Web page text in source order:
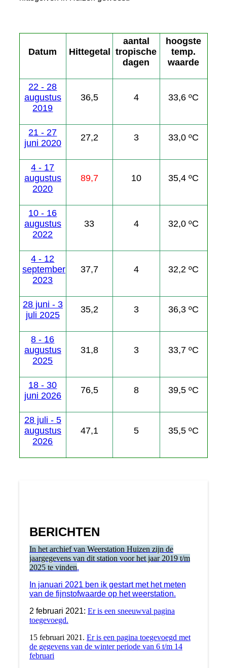
Datum Hittegetal
aantal
tropische
dagen
hoogste
temp.
waarde
22 - 28
augustus
2019
36,5 4 33,6 ºC
21 - 27
juni 2020
27,2 3 33,0 ºC
4 - 17
augustus
2020
89,7 10 35,4 ºC
10 - 16
augustus
2022
33 4 32,0 ºC
4 - 12
september
2023
37,7 4 32,2 ºC
28 juni - 3
juli 2025
35,2 3 36,3 ºC
8 - 16
augustus
2025
31,8 3 33,7 ºC
18 - 30
juni 2026
76,5 8 39,5 ºC
28 juli - 5
augustus
2026
47,1 5 35,5 ºC
BERICHTEN
In het archief van Weerstation Huizen zijn de
jaargegevens van dit station voor het jaar 2019 t/m
2025 te vinden.
In januari 2021 ben ik gestart met het meten
van de fijnstofwaarde op het weerstation.
2 februari 2021: Er is een sneeuwval pagina
toegevoegd.
15 februari 2021. Er is een pagina toegevoegd met
de gegevens van de winter periode van 6 t/m 14
februari